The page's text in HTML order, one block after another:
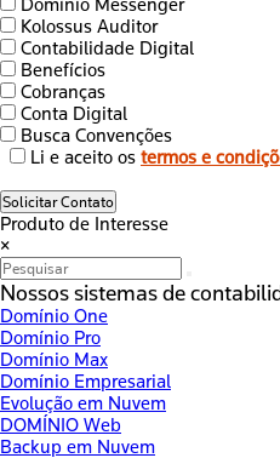
Domínio Messenger
Kolossus Auditor
Contabilidade Digital
Benefícios
Cobranças
Conta Digital
Busca Convenções
Li e aceito os termos e
Solicitar Contato
Produto de Interesse
×
Nossos sistemas de
Domínio One
Domínio Pro
Domínio Max
Domínio Empresarial
Evolução em Nuvem
DOMÍNIO Web
Backup em Nuvem